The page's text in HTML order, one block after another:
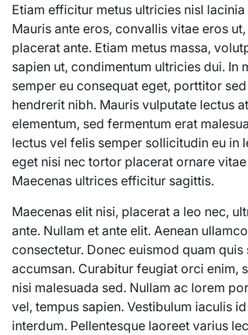
Etiam efficitur metus ultricies nisl lacinia
Mauris ante eros, convallis vitae eros
placerat ante. Etiam metus massa,
sapien ut, condimentum ultricies dui. In
semper eu consequat eget, porttitor
hendrerit nibh. Mauris vulputate lectus
elementum, sed fermentum erat
lectus vel felis semper sollicitudin eu in
eget nisi nec tortor placerat ornare
Maecenas ultrices efficitur sagittis.
Maecenas elit nisi, placerat a leo nec,
ante. Nullam et ante elit. Aenean
consectetur. Donec euismod quam
accumsan. Curabitur feugiat orci enim,
nisi malesuada sed. Nullam ac lorem
vel, tempus sapien. Vestibulum iaculis
interdum. Pellentesque laoreet varius